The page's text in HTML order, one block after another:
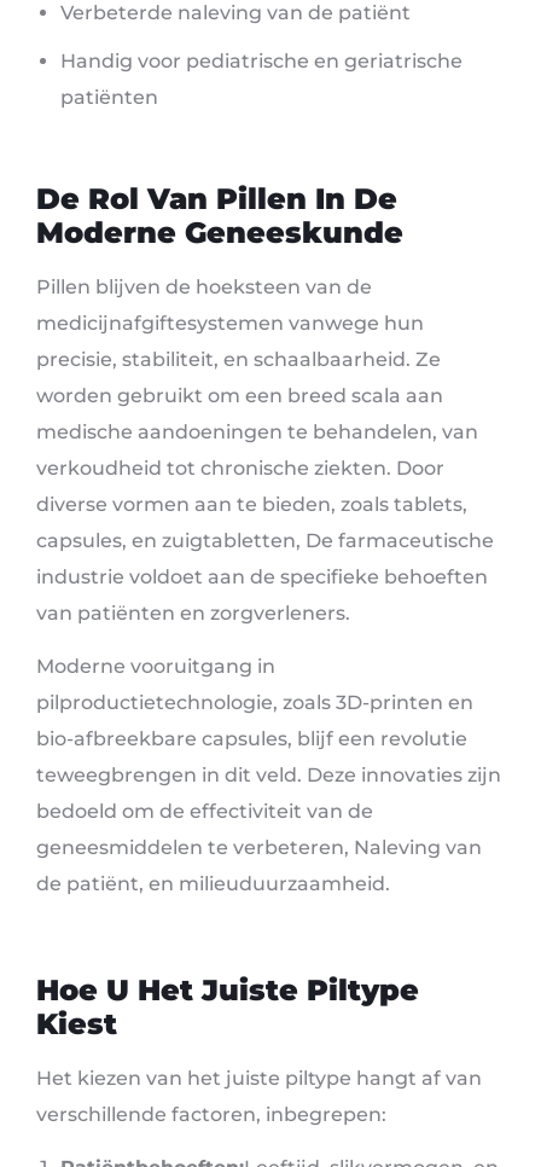
Verbeterde naleving van de patiënt
Handig voor pediatrische en geriatrische
patiënten
De Rol Van Pillen In De
Moderne Geneeskunde
Pillen blijven de hoeksteen van de
medicijnafgiftesystemen vanwege hun
precisie, stabiliteit, en schaalbaarheid. Ze
worden gebruikt om een ​​breed scala aan
medische aandoeningen te behandelen, van
verkoudheid tot chronische ziekten. Door
diverse vormen aan te bieden, zoals tablets,
capsules, en zuigtabletten, De farmaceutische
industrie voldoet aan de specifieke behoeften
van patiënten en zorgverleners.
Moderne vooruitgang in
pilproductietechnologie, zoals 3D-printen en
bio-afbreekbare capsules, blijf een revolutie
teweegbrengen in dit veld. Deze innovaties zijn
bedoeld om de effectiviteit van de
geneesmiddelen te verbeteren, Naleving van
de patiënt, en milieuduurzaamheid.
Hoe U Het Juiste Piltype
Kiest
Het kiezen van het juiste piltype hangt af van
verschillende factoren, inbegrepen: